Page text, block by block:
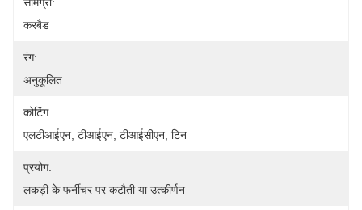
करबैड
रंग:
अनुकूलित
कोटिंग:
एलटीआईएन, टीआईएन, टीआईसीएन, टिन
प्रयोग:
लकड़ी के फर्नीचर पर कटौती या उत्कीर्णन